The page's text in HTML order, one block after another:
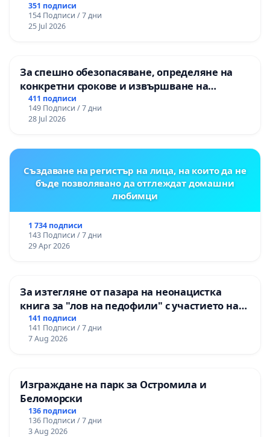
351 подписи
154 Подписи / 7 дни
25 Jul 2026
За спешно обезопасяване, определяне на
конкретни срокове и извършване на
цялостна рехабилитация на
републиканския път между пътен възел АМ
„Тракия“ - гр. Ихтиман - с. Мирово - к.к.
411 подписи
149 Подписи / 7 дни
28 Jul 2026
Създаване на регистър на лица, на които да не
бъде позволявано да отглеждат домашни
любимци
1 734 подписи
143 Подписи / 7 дни
29 Apr 2026
За изтегляне от пазара на неонацистка
книга за "лов на педофили" с участието на
деца
141 подписи
141 Подписи / 7 дни
7 Aug 2026
Изграждане на парк за Остромила и
Беломорски
136 подписи
136 Подписи / 7 дни
3 Aug 2026